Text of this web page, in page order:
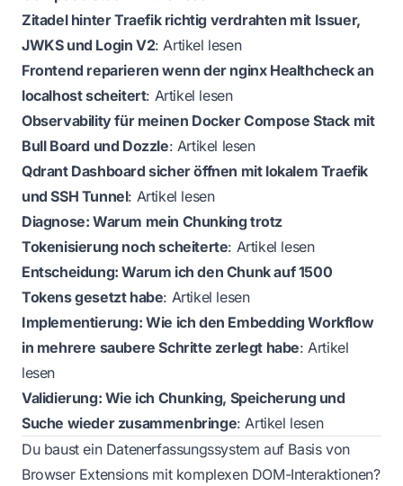
Zitadel hinter Traefik richtig verdrahten mit Issuer,
JWKS und Login V2: Artikel lesen
Frontend reparieren wenn der nginx Healthcheck an
localhost scheitert: Artikel lesen
Observability für meinen Docker Compose Stack mit
Bull Board und Dozzle: Artikel lesen
Qdrant Dashboard sicher öffnen mit lokalem Traefik
und SSH Tunnel: Artikel lesen
Diagnose: Warum mein Chunking trotz
Tokenisierung noch scheiterte: Artikel lesen
Entscheidung: Warum ich den Chunk auf 1500
Tokens gesetzt habe: Artikel lesen
Implementierung: Wie ich den Embedding Workflow
in mehrere saubere Schritte zerlegt habe: Artikel
lesen
Validierung: Wie ich Chunking, Speicherung und
Suche wieder zusammenbringe: Artikel lesen
Du baust ein Datenerfassungssystem auf Basis von
Browser Extensions mit komplexen DOM-Interaktionen?